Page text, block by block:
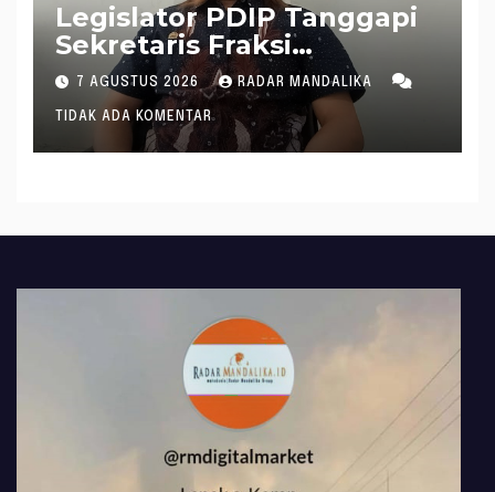
Legislator PDIP Tanggapi
Sekretaris Fraksi
Demokrat : WTP Bukan
Tameng Menolak Audit
Dana Pergeseran BTT Rp
484 Miliar
7 AGUSTUS 2026 RADAR MANDALIKA
TIDAK ADA KOMENTAR